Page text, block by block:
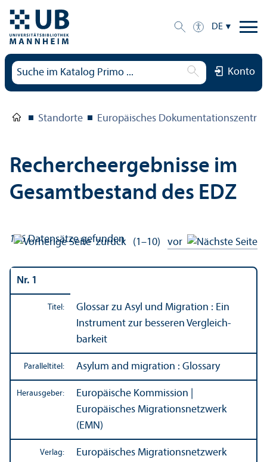
DE
Konto
Standorte Europäisches
Rechercheergebnisse im
Gesamtbestand des EDZ
106Datensätze gefunden
zurück (1–10) vor
Nr. 1
Titel:
Glossar zu Asyl und Migration : Ein
Instrument zur besseren Vergleich­
barkeit
Paralleltitel: Asylum and migration : Glossary
Herausgeber:
Europäische Kommission |
Europäisches Migrations­netzwerk
(EMN)
Verlag:
Europäisches Migrations­netzwerk